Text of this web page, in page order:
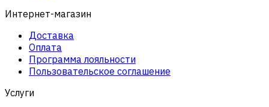
Интернет-магазин
Доставка
Оплата
Программа лояльности
Пользовательское соглашение
Услуги